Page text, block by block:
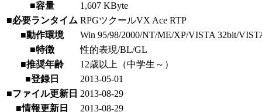
■容量
1,607 KByte
■必要ランタイム RPGツクールVX Ace RTP
■動作環境
Win 95/98/2000/NT/ME/XP/VISTA 32bit/
■特徴
性的表現/BL/GL
■推奨年齢
12歳以上（中学生～）
■登録日
2013-05-01
■ファイル更新日 2013-08-29
■情報更新日
2013-08-29